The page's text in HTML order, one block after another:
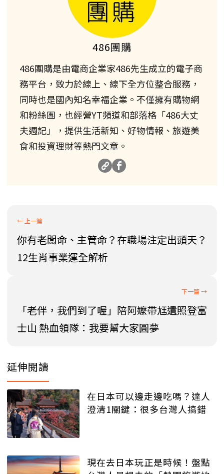
486團購
486團購是由電商企業家486先生成立的電子商
務平台，致力於線上、線下全方位整合服務，
同時也是國內知名幸福企業。不僅擁有購物網
和粉絲團，也經營YT頻道和部落格「486大丈
夫週記」，提供生活新知、好物情報、旅遊美
食和投資理財等熱門文章。
你有老闆命、主管命？在職場注定出頭天？
12生肖事業運全解析
「老伴，我們到了喔」陪阿嬤帶尪遺照登富
士山 熱血領隊：我要幫大家圓夢
延伸閱讀
在日本可以邊走邊吃嗎？達人
澄清1關鍵：很多台灣人搞錯
現在去日本玩正是時候！盤點